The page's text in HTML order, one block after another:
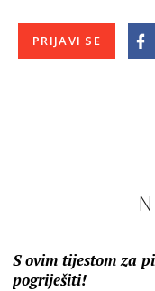
PRIJAVI SE
S ovim tijestom za
pogriješiti!